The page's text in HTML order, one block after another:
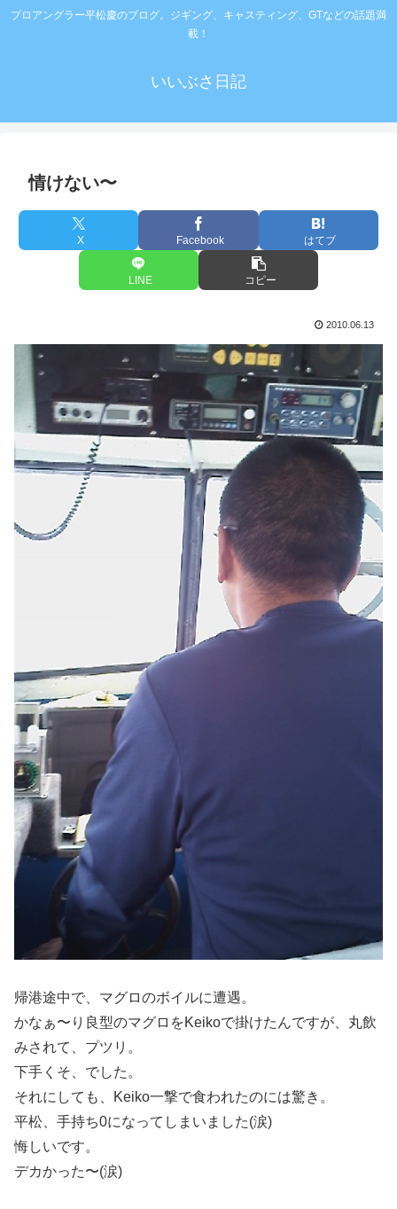
プロアングラー平松慶のブログ。ジギング、キャスティング、GTなどの話題満
載！
いいぶさ日記
情けない〜
X Facebook はてブ
LINE コピー
2010.06.13
帰港途中で、マグロのボイルに遭遇。
かなぁ〜り良型のマグロをKeikoで掛けたんですが、丸飲
みされて、プツリ。
下手くそ、でした。
それにしても、Keiko一撃で食われたのには驚き。
平松、手持ち0になってしまいました(涙)
悔しいです。
デカかった〜(涙)